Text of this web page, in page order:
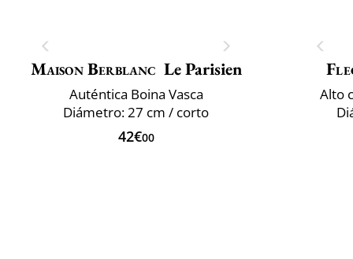
Maison Berblanc Le Parisien
Auténtica Boina Vasca
Diámetro: 27 cm / corto
42€00
Alto